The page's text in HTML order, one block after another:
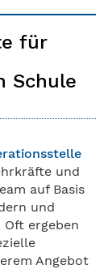
für
Schule
und
auf Basis
und
ergeben
Angebot